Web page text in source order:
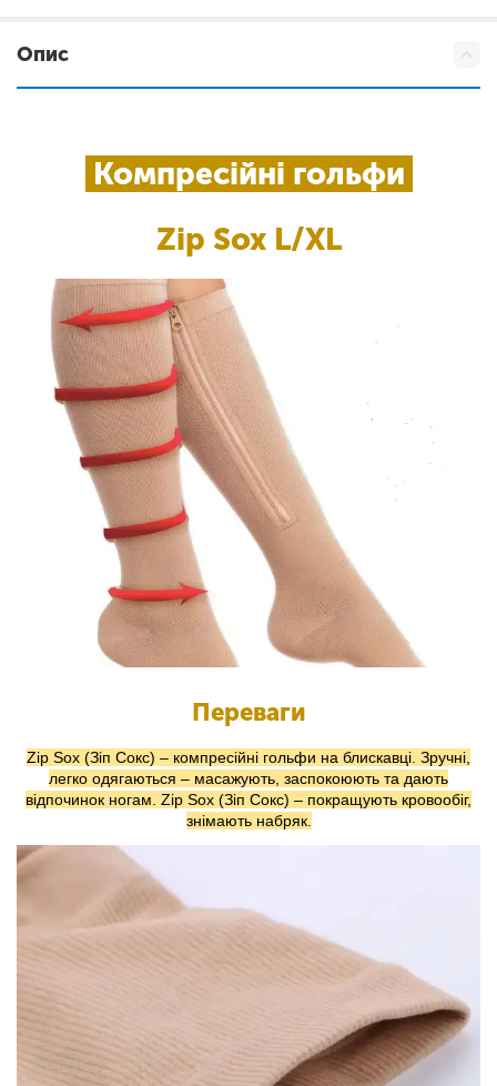
Опис
Компресійні гольфи
Zip Sox L/XL
Переваги
Zip Sox (Зіп Сокс) – компресійні гольфи на блискавці. Зручні,
легко одягаються – масажують, заспокоюють та дають
відпочинок ногам. Zip Sox (Зіп Сокс) – покращують кровообіг,
знімають набряк.